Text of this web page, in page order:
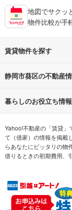
地図でサクッ
物件比較が手
賃貸物件を探す
路線・駅から探す
通勤時間から探す
不動産会社から探
テーマから探す
静岡市葵区の不動産
不動産・住宅
新築マンション
新築一戸建て
売却査定
暮らしのお役立ち情報
マンションカタロ
Yahoo!不動産の「賃貸」
て（借家）の情報を掲載
らあなたにピッタリの物
借りるときの初期費用、